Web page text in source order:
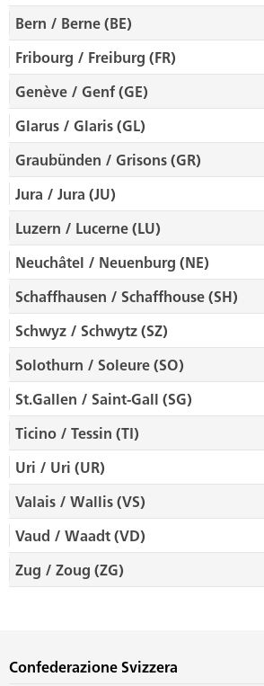
Bern / Berne (BE)
Fribourg / Freiburg (FR)
Genève / Genf (GE)
Glarus / Glaris (GL)
Graubünden / Grisons (GR)
Jura / Jura (JU)
Luzern / Lucerne (LU)
Neuchâtel / Neuenburg (NE)
Schaffhausen / Schaffhouse (SH)
Schwyz / Schwytz (SZ)
Solothurn / Soleure (SO)
St.Gallen / Saint-Gall (SG)
Ticino / Tessin (TI)
Uri / Uri (UR)
Valais / Wallis (VS)
Vaud / Waadt (VD)
Zug / Zoug (ZG)
Confederazione Svizzera